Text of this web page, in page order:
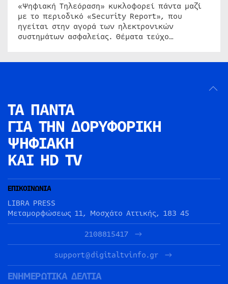
«Ψηφιακή Τηλεόραση» κυκλοφορεί πάντα μαζί
με το περιοδικό «Security Report», που
ηγείται στην αγορά των ηλεκτρονικών
συστημάτων ασφαλείας. Θέματα τεύχο…
ΤΑ ΠΑΝΤΑ
ΓΙΑ ΤΗΝ ΔΟΡΥΦΟΡΙΚΗ
ΨΗΦΙΑΚΗ
ΚΑΙ HD TV
ΕΠΙΚΟΙΝΩΝΙΑ
LIBRA PRESS
Μεταμορφώσεως 11, Μοσχάτο Αττικής, 183 45
2108815417
support@digitaltvinfo.gr
ΕΝΗΜΕΡΩΤΙΚΑ ΔΕΛΤΙΑ